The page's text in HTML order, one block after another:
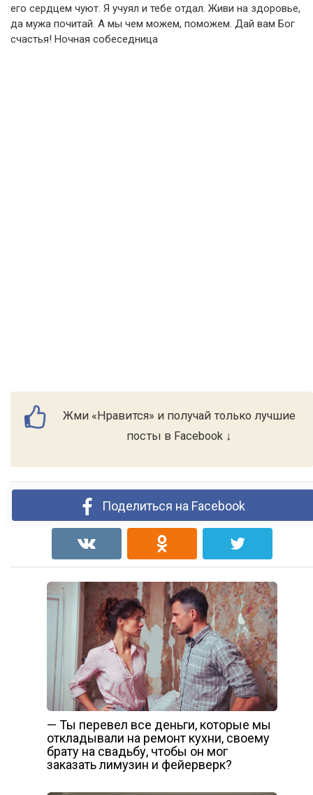
его сердцем чуют. Я учуял и тебе отдал. Живи на здоровье,
да мужа почитай. А мы чем можем, поможем. Дай вам Бог
счастья! Ночная собеседница
Жми «Нравится» и получай только лучшие
посты в Facebook ↓
Поделиться на Facebook
— Ты перевел все деньги, которые мы
откладывали на ремонт кухни, своему
брату на свадьбу, чтобы он мог
заказать лимузин и фейерверк?